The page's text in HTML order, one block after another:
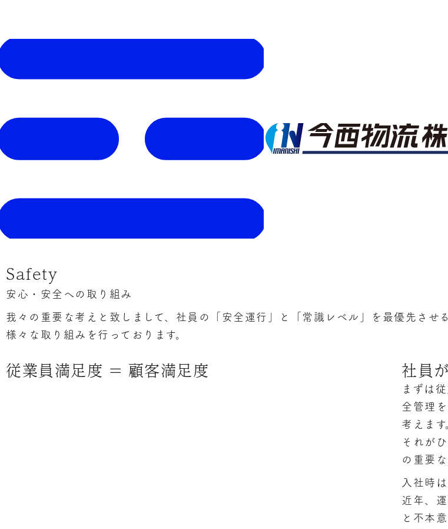
を
キ
Safety
安心・安全への取り組み
我々の重要な考えと致しまして、社員の「安全運行」と「常識レベル」を最優先させる
様々な取り組みを行っております。
従業員満足度 = 顧客満足度 社員
まずは
全管理
考えます
それが
の重要
入社時
近年、
と不本